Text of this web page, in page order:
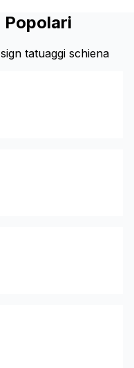
Popolari
tatuaggi schiena